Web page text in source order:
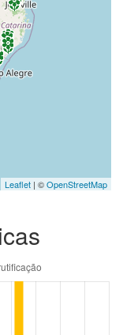
Leaflet | ©OpenStreetMap